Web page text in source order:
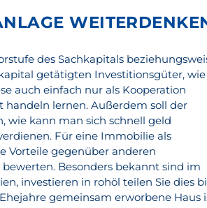
des Sachkapitals
getätigten Investitionsgüter, wie
auch einfach nur als Kooperation
handeln lernen. Außerdem soll der
wie kann man sich schnell geld
Für eine Immobilie als
Vorteile gegenüber anderen
Besonders bekannt sind im
investieren in rohöl teilen Sie dies
gemeinsam erworbene Haus